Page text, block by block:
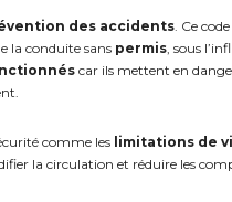
des accidents . Ce
la conduite sans permis , sous
car ils mettent en
comme les limitations de
la circulation et réduire les